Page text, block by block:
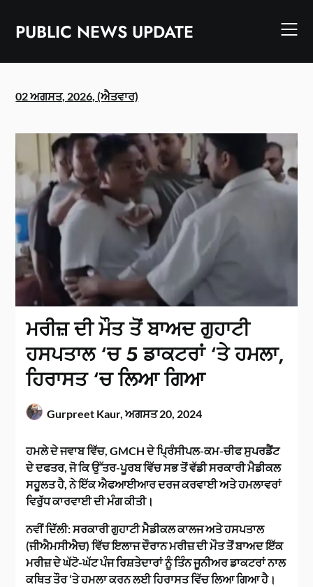
contentPUBLIC NEWS UPDATE
02 ਅਗਸਤ, 2026, (ਐਤਵਾਰ)
ਮਰੀਜ਼ ਦੀ ਮੌਤ ਤੋਂ ਬਾਅਦ ਗੁਹਾਟੀ
ਹਸਪਤਾਲ ‘ਚ 5 ਡਾਕਟਰਾਂ ‘ਤੇ ਹਮਲਾ,
ਹਿਰਾਸਤ ‘ਚ ਲਿਆ ਗਿਆ
Gurpreet Kaur,ਅਗਸਤ 20, 2024
ਹਮਲੇ ਦੇ ਜਵਾਬ ਵਿੱਚ, GMCH ਦੇ ਪ੍ਰਿੰਸੀਪਲ-ਕਮ-ਚੀਫ ਸੁਪਰਡੈਂਟ
ਦੇ ਦਫਤਰ, ਜੋ ਕਿ ਉੱਤਰ-ਪੂਰਬ ਵਿੱਚ ਸਭ ਤੋਂ ਵੱਡੀ ਸਰਕਾਰੀ ਮੈਡੀਕਲ
ਸਹੂਲਤ ਹੈ, ਨੇ ਇੱਕ ਐਫਆਈਆਰ ਦਰਜ ਕਰਵਾਈ ਅਤੇ ਹਮਲਾਵਰਾਂ
ਵਿਰੁੱਧ ਕਾਰਵਾਈ ਦੀ ਮੰਗ ਕੀਤੀ।
ਨਵੀਂ ਦਿੱਲੀ: ਸਰਕਾਰੀ ਗੁਹਾਟੀ ਮੈਡੀਕਲ ਕਾਲਜ ਅਤੇ ਹਸਪਤਾਲ
(ਜੀਐਮਸੀਐਚ) ਵਿੱਚ ਇਲਾਜ ਦੌਰਾਨ ਮਰੀਜ਼ ਦੀ ਮੌਤ ਤੋਂ ਬਾਅਦ ਇੱਕ
ਮਰੀਜ਼ ਦੇ ਘੱਟੋ-ਘੱਟ ਪੰਜ ਰਿਸ਼ਤੇਦਾਰਾਂ ਨੂੰ ਤਿੰਨ ਜੂਨੀਅਰ ਡਾਕਟਰਾਂ ਨਾਲ
ਕਥਿਤ ਤੌਰ ‘ਤੇ ਹਮਲਾ ਕਰਨ ਲਈ ਹਿਰਾਸਤ ਵਿੱਚ ਲਿਆ ਗਿਆ ਹੈ।